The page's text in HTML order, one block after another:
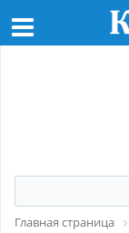
Главная страница